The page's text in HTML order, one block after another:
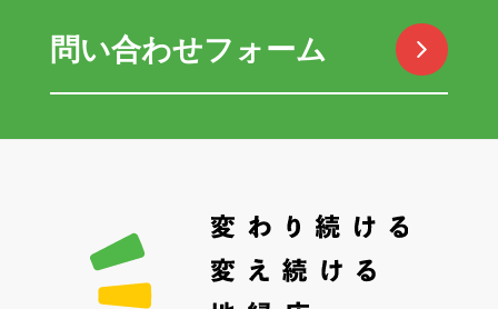
問い合わせフォーム